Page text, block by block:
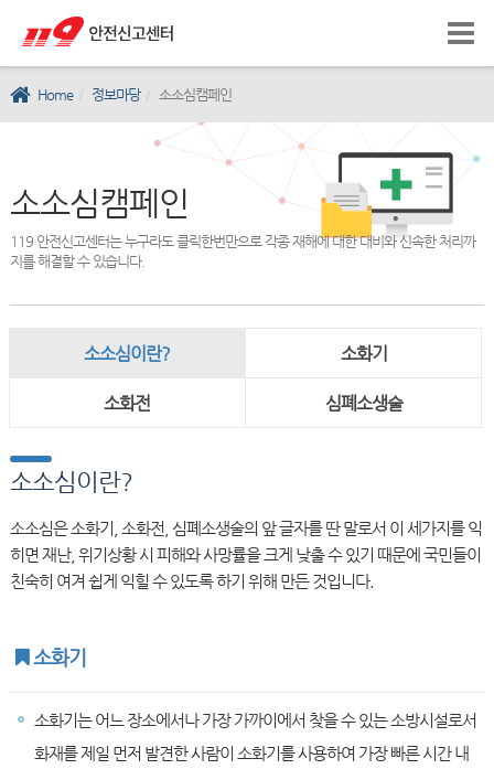
Home 정보마당 소소심캠페인
소소심캠페인
119 안전신고센터는 누구라도 클릭한번만으로 각종 재해에 대한 대비와 신속한 처리까
지를 해결할 수 있습니다.
소소심이란? 소화기
소화전 심폐소생술
소소심이란?
소소심은 소화기, 소화전, 심폐소생술의 앞 글자를 딴 말로서 이 세가지를 익
히면 재난, 위기상황 시 피해와 사망률을 크게 낮출 수 있기 때문에 국민들이
친숙히 여겨 쉽게 익힐 수 있도록 하기 위해 만든 것입니다.
소화기
소화기는 어느 장소에서나 가장 가까이에서 찾을 수 있는 소방시설로서
화재를 제일 먼저 발견한 사람이 소화기를 사용하여 가장 빠른 시간 내